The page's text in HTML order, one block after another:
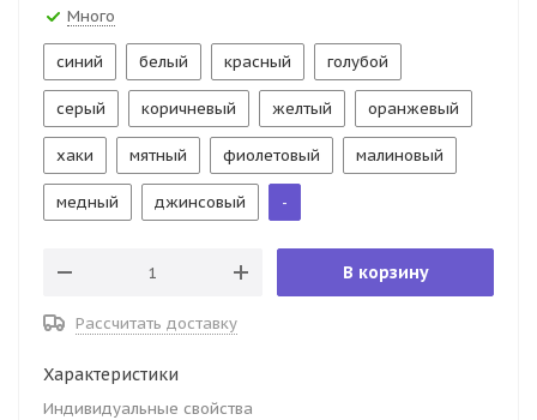
Много
синий белый красный голубой
серый коричневый желтый оранжевый
хаки мятный фиолетовый малиновый
медный джинсовый -
В корзину
Рассчитать доставку
Характеристики
Индивидуальные свойства